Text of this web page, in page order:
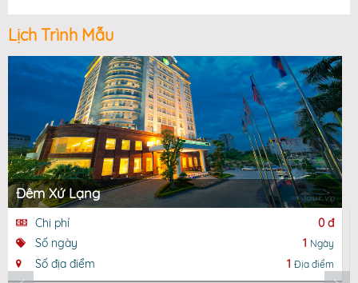
Lịch Trình Mẫu
Đêm Xứ Lạng
Chi phí
0 đ
Số ngày
1 Ngày
Số địa điểm 1 Địa điểm